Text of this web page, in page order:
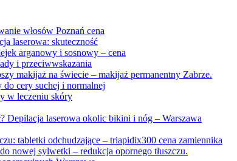
włosów Poznań cena
laserowa: skuteczność
arganowy i sosnowy – cena
i przeciwwskazania
makijaż na świecie – makijaż permanentny Zabrze.
cery suchej i normalnej
w leczeniu skóry
Depilacja laserowa okolic bikini i nóg – Warszawa
tabletki odchudzające – triapidix300 cena zamiennika
nowej sylwetki – redukcja opornego tłuszczu.